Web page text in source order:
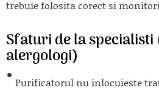
trebuie folosita corect si
Sfaturi de la
alergologi)
Purificatorul nu inlocuieste